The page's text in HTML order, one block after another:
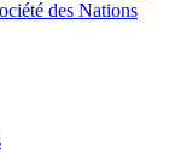
des Nations